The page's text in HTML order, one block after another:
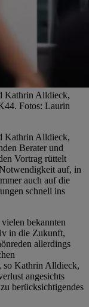
Kathrin Alldieck,
Fotos: Laurin
Kathrin Alldieck,
Berater und
Vortrag rüttelt
auf, in
auch auf die
schnell ins
bekannten
in die Zukunft,
allerdings
so Kathrin Alldieck,
angesichts
berücksichtigendes